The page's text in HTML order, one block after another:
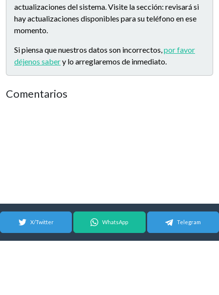
actualizaciones del sistema. Visite la sección: revisará si
hay actualizaciones disponibles para su teléfono en ese
momento.
Si piensa que nuestros datos son incorrectos,por favor
déjenos sabery lo arreglaremos de inmediato.
Comentarios
X/Twitter WhatsApp Telegram